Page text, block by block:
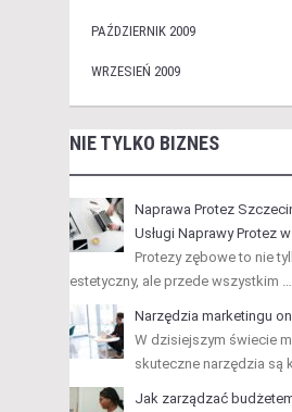
PAŹDZIERNIK 2009
WRZESIEŃ 2009
NIE TYLKO BIZNES
Naprawa Protez
Usługi Naprawy Protez
Protezy zębowe to nie
estetyczny, ale przede wszystkim …
Narzędzia marketingu
W dzisiejszym świecie
skuteczne narzędzia są
Jak zarządzać